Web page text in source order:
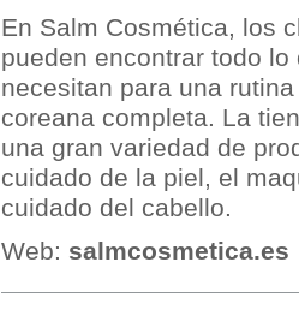
En Salm Cosmética, los
pueden encontrar todo lo
necesitan para una
coreana completa. La
una gran variedad de
cuidado de la piel, el
cuidado del cabello.
Web: salmcosmetica.es